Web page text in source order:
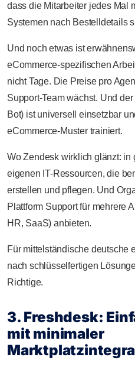
dass die Mitarbeiter jedes Mal
Systemen nach Bestelldetails
Und noch etwas ist
eCommerce-spezifischen
nicht Tage. Die Preise pro
Support-Team wächst. Und
Bot) ist universell einsetzbar
eCommerce-Muster trainiert.
Wo Zendesk wirklich glänzt: in
eigenen IT-Ressourcen, die
erstellen und pflegen. Und
Plattform Support für mehrere
HR, SaaS) anbieten.
Für mittelständische deutsche
nach schlüsselfertigen
Richtige.
3. Freshdesk:
mit minimaler